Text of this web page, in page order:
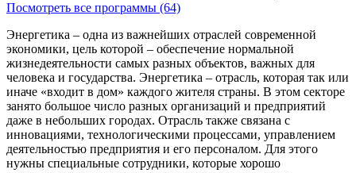
Посмотреть все программы (64)
Энергетика – одна из важнейших отраслей современной
экономики, цель которой – обеспечение нормальной
жизнедеятельности самых разных объектов, важных для
человека и государства. Энергетика – отрасль, которая так или
иначе «входит в дом» каждого жителя страны. В этом секторе
занято большое число разных организаций и предприятий
даже в небольших городах. Отрасль также связана с
инновациями, технологическими процессами, управлением
деятельностью предприятия и его персоналом. Для этого
нужны специальные сотрудники, которые хорошо